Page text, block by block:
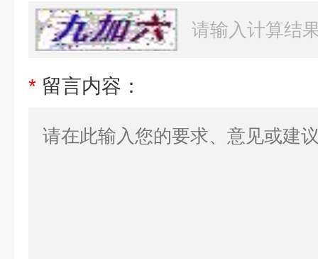
* 留言内容：